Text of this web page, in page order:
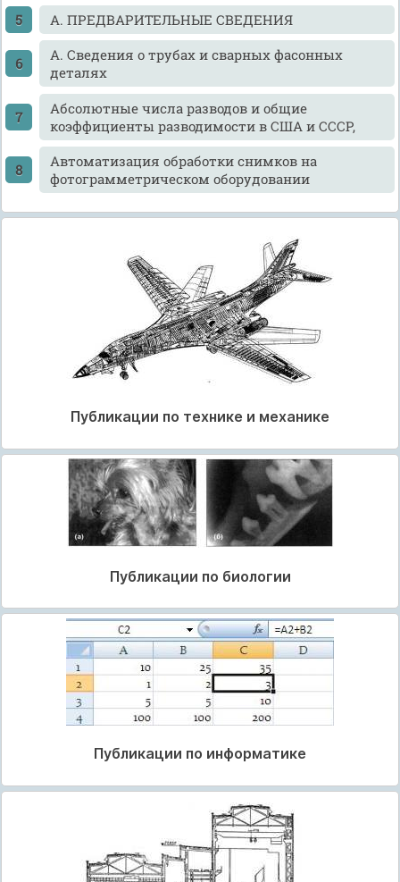
А. ПРЕДВАРИТЕЛЬНЫЕ СВЕДЕНИЯ
А. Сведения о трубах и сварных фасонных
деталях
Абсолютные числа разводов и общие
коэффициенты разводимости в США и СССР,
Автоматизация обработки снимков на
фотограмметрическом оборудовании
Публикации по технике и механике
Публикации по биологии
Публикации по информатике